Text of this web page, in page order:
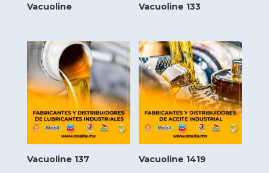
Vacuoline Vacuoline 133
Vacuoline 137 Vacuoline 1419